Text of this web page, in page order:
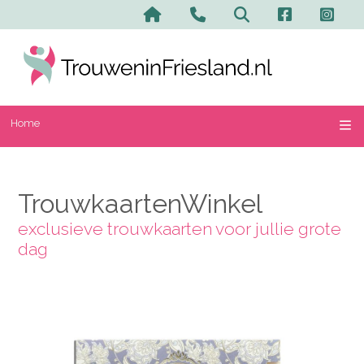
Home Contact en
Zoeken
Home
TrouwkaartenWinkel
exclusieve trouwkaarten voor jullie grote
dag